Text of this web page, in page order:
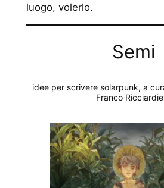
luogo, volerlo.
Semi
idee per scrivere solarpunk, a
Franco